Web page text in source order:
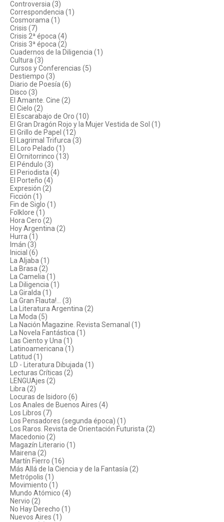
Controversia (3)
Correspondencia (1)
Cosmorama (1)
Crisis (7)
Crisis 2ª época (4)
Crisis 3ª época (2)
Cuadernos de la Diligencia (1)
Cultura (3)
Cursos y Conferencias (5)
Destiempo (3)
Diario de Poesía (6)
Disco (3)
El Amante. Cine (2)
El Cielo (2)
El Escarabajo de Oro (10)
El Gran Dragón Rojo y la Mujer Vestida de Sol (1)
El Grillo de Papel (12)
El Lagrimal Trifurca (3)
El Loro Pelado (1)
El Ornitorrinco (13)
El Péndulo (3)
El Periodista (4)
El Porteño (4)
Expresión (2)
Ficción (1)
Fin de Siglo (1)
Folklore (1)
Hora Cero (2)
Hoy Argentina (2)
Hurra (1)
Imán (3)
Inicial (6)
La Aljaba (1)
La Brasa (2)
La Camelia (1)
La Diligencia (1)
La Giralda (1)
La Gran Flauta!... (3)
La Literatura Argentina (2)
La Moda (5)
La Nación Magazine. Revista Semanal (1)
La Novela Fantástica (1)
Las Ciento y Una (1)
Latinoamericana (1)
Latitud (1)
LD - Literatura Dibujada (1)
Lecturas Críticas (2)
LENGUAjes (2)
Libra (2)
Locuras de Isidoro (6)
Los Anales de Buenos Aires (4)
Los Libros (7)
Los Pensadores (segunda época) (1)
Los Raros. Revista de Orientación Futurista (2)
Macedonio (2)
Magazín Literario (1)
Mairena (2)
Martín Fierro (16)
Más Allá de la Ciencia y de la Fantasía (2)
Metrópolis (1)
Movimiento (1)
Mundo Atómico (4)
Nervio (2)
No Hay Derecho (1)
Nuevos Aires (1)